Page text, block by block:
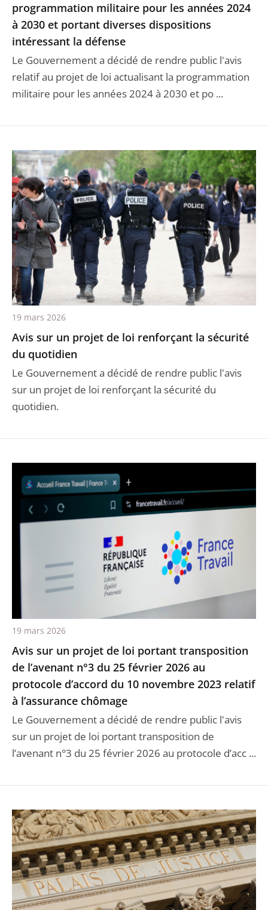
programmation militaire pour les années 2024
à 2030 et portant diverses dispositions
intéressant la défense
Le Gouvernement a décidé de rendre public l'avis
relatif au projet de loi actualisant la programmation
militaire pour les années 2024 à 2030 et po ...
Avis sur un projet de loi renforçant la sécurité
du quotidien
Le Gouvernement a décidé de rendre public l'avis
sur un projet de loi renforçant la sécurité du
quotidien.
19 mars 2026
Avis sur un projet de loi portant transposition
de l’avenant n°3 du 25 février 2026 au
protocole d’accord du 10 novembre 2023 relatif
à l’assurance chômage
Le Gouvernement a décidé de rendre public l'avis
sur un projet de loi portant transposition de
l’avenant n°3 du 25 février 2026 au protocole d’acc ...
19 mars 2026